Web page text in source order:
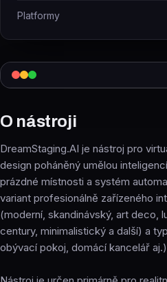
O nástroji
DreamStaging.AI je nástroj pro
design poháněný umělou
prázdné místnosti a systém
variant profesionálně zařízeného
(moderní, skandinávský, art deco,
century, minimalistický a další) a
obývací pokoj, domácí kancelář
Platformy